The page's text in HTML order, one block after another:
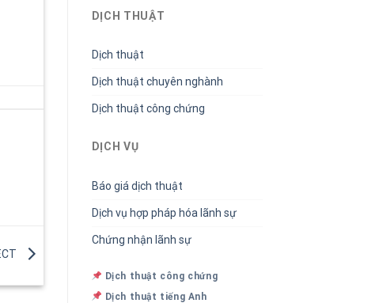
DỊCH THUẬT
Dịch thuật
Dịch thuật chuyên nghành
Dịch thuật công chứng
DỊCH VỤ
Báo giá dịch thuật
Dịch vụ hợp pháp hóa lãnh sự
Chứng nhận lãnh sự
Dịch thuật công chứng
Dịch thuật tiếng Anh